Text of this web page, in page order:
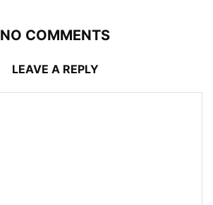
NO COMMENTS
LEAVE A REPLY